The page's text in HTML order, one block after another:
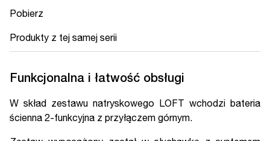
Pobierz
Produkty z tej samej serii
Funkcjonalna i łatwość obsługi
W skład zestawu natryskowego LOFT wchodzi bateria
ścienna 2-funkcyjna z przyłączem górnym.